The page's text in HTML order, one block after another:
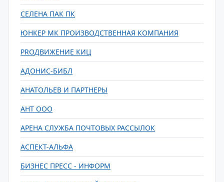
СЕЛЕНА ПАК ПК
ЮНКЕР МК ПРОИЗВОДСТВЕННАЯ КОМПАНИЯ
PROДВИЖЕНИЕ КИЦ
АДОНИС-БИБЛ
АНАТОЛЬЕВ И ПАРТНЕРЫ
АНТ ООО
АРЕНА СЛУЖБА ПОЧТОВЫХ РАССЫЛОК
АСПЕКТ-АЛЬФА
БИЗНЕС ПРЕСС - ИНФОРМ